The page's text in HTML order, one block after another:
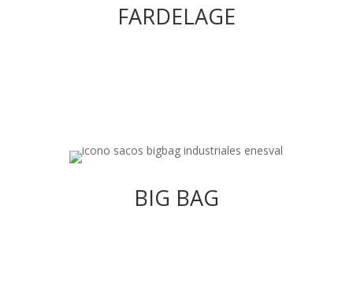
FARDELAGE
automatiques à plateau tournant, à bras rotatif,
BIG BAG
BIG BAG
Nous disposons d’une large gamme de systèmes
des différents produits nécessitant ce type